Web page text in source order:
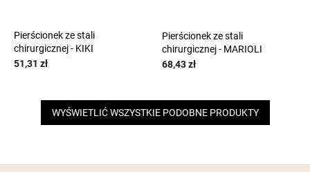
Pierścionek ze stali
chirurgicznej - KIKI
51,31 zł
Pierścionek ze stali
chirurgicznej - MARIOLI
68,43 zł
WYŚWIETLIĆ WSZYSTKIE PODOBNE PRODUKTY